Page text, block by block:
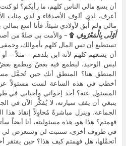
أن يسع مالي الناس كلهم، ما رأيكم؟ لو
أعرف، لدي ألوف الأصدقاء و لدي مئات
مالي ولم أُبق لأولادي شيئاً، فأنا أسع
أَوْلَى بِالْمَعْرُوفِ ۩– والأمت بي صلةً من
تستطيع أن تس المال كلهم بأموالك،
أن يسعهم كلهم لأنه ابن بلدهم – مثلاً –
ليس الوحيد، ليطمع فيه بعضٌ ويطمع
المنطق هنا؟ المنطق أنك حين تُحمَّل
أخطب في هذه الساعة لست مسئولاً
المسئول عنه؟ أحد إخواني وأحبابي في
ينبغي أن يقف سيارته، لا يُفكِّر الآن في
الجماعة، وينزل مباشرةً مُحاوِلاً إنقاذ
فهمتم؟ هذا هو، هذه مسئوليته، أنا أيضاً
في ظروف أخرى، ستنبت لي وستعرض لي
أتحمَّلها، هل فهمتم كيف هذا؟ حين يفتقر